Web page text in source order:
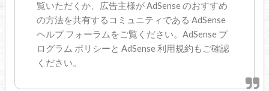
覧いただくか、広告主様が AdSense のおすすめ
の方法を共有するコミュニティである AdSense
ヘルプ フォーラムをご覧ください。AdSense プ
ログラム ポリシーと AdSense 利用規約もご確認
ください。